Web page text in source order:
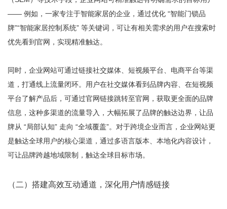
—— 例如，一家专注于智能家居的企业，通过优化 “智能门锁品
牌”“智能家居控制系统” 等关键词，可让有相关需求的用户在搜索时
优先看到官网，实现精准触达。
同时，企业网站可通过链接社交媒体、短视频平台、电商平台等渠
道，打通线上流量闭环。用户在社交媒体看到品牌内容、在短视频
平台了解产品后，可通过官网链接跳转至官网，获取更全面的品牌
信息，这种多渠道的流量导入，大幅拓展了品牌的触达边界，让品
牌从 “局部认知” 走向 “全域覆盖”。对于跨境企业而言，企业网站更
是触达全球用户的核心渠道，通过多语言版本、本地化内容设计，
可让品牌跨越地域限制，触达全球目标市场。
（二）搭建高效互动通道，深化用户情感链接